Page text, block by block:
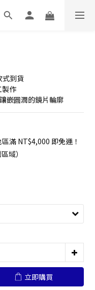
式到貨
製作
嵌圓潤的鏡片輪廓
滿 NT$4,000 即免運！
域）
立即購買